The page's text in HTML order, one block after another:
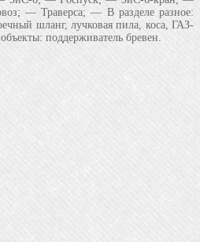
— Траверса; — В разделе разное:
шланг, лучковая пила, коса, ГАЗ-
поддерживатель бревен.